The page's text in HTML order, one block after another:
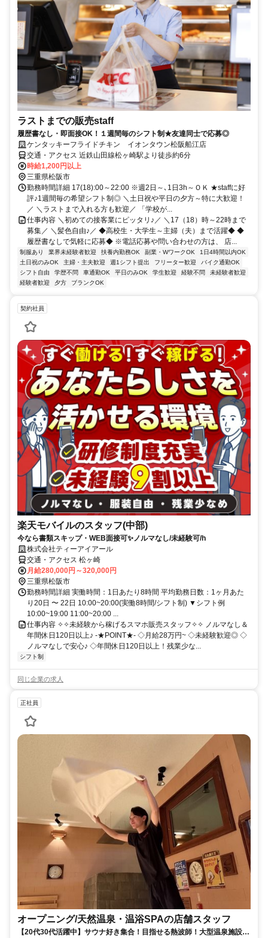
ラストまでの販売staff
履歴書なし・即面接OK！１週間毎のシフト制★友達同士で応募◎
ケンタッキーフライドチキン イオンタウン松阪船江店
交通・アクセス 近鉄山田線松ヶ崎駅より徒歩約6分
時給1,200円以上
三重県松阪市
勤務時間詳細 17(18):00～22:00 ※週2日～､1日3h～ＯＫ ★staffに好
評♪1週間毎の希望シフト制◎ ＼土日祝や平日の夕方～特に大歓迎！
／ ＼ラストまで入れる方も歓迎／ 「学校が...
仕事内容 ＼初めての接客業にピッタリ♪／ ＼17（18）時～22時まで
募集／ ＼髪色自由♪／ ◆高校生・大学生～主婦（夫）まで活躍◆ ◆
履歴書なしで気軽に応募◆ ※電話応募や問い合わせの方は、 店...
制服あり 業界未経験者歓迎 扶養内勤務OK 副業・WワークOK
1日4時間以内OK
土日祝のみOK
主婦・主夫歓迎 週1シフト提出 フリーター歓迎
バイク通勤OK
シフト自由
学歴不問 車通勤OK 平日のみOK 学生歓迎 経験不問
未経験者歓迎
経験者歓迎
夕方 ブランクOK
契約社員
楽天モバイルのスタッフ(中部)
今なら書類スキップ・WEB面接可✨️ノルマなし/未経験可/h
株式会社ティーアイアール
交通・アクセス 松ヶ崎
月給280,000円～320,000円
三重県松阪市
勤務時間詳細 実働時間：1日あたり8時間 平均勤務日数：1ヶ月あた
り20日 〜 22日 10:00~20:00(実働8時間/シフト制) ▼シフト例
10:00~19:00 11:00~20:00 ...
仕事内容 ✧✧未経験から稼げるスマホ販売スタッフ✧✧ ノルマなし＆
年間休日120日以上♪ -★POINT★- ◇月給28万円~ ◇未経験歓迎◎ ◇
ノルマなしで安心♪ ◇年間休日120日以上！残業少な...
シフト制
同じ企業の求人
正社員
オープニング/天然温泉・温浴SPAの店舗スタッフ
【20代30代活躍中】サウナ好き集合！目指せる熱波師！大型温泉施設